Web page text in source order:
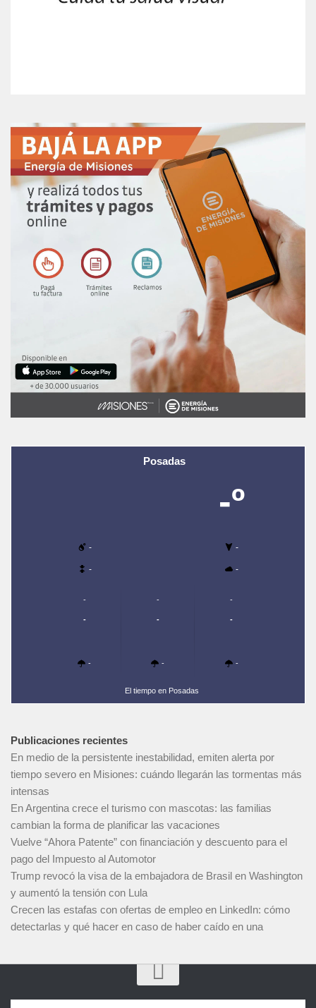
Posadas
-º
- -
- -
-
-
-
-
-
-
-
-
-
El tiempo en Posadas
Publicaciones recientes
En medio de la persistente inestabilidad, emiten alerta por
tiempo severo en Misiones: cuándo llegarán las tormentas más
intensas
En Argentina crece el turismo con mascotas: las familias
cambian la forma de planificar las vacaciones
Vuelve “Ahora Patente” con financiación y descuento para el
pago del Impuesto al Automotor
Trump revocó la visa de la embajadora de Brasil en Washington
y aumentó la tensión con Lula
Crecen las estafas con ofertas de empleo en LinkedIn: cómo
detectarlas y qué hacer en caso de haber caído en una